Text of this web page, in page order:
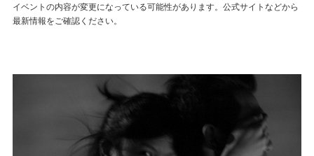
イベントの内容が変更になっている可能性があります。公式サイトなどから
最新情報をご確認ください。